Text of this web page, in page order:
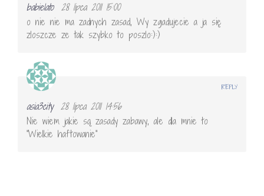
babielato 28 lipca 2011 15:00
o nie nie ma zadnych zasad, Wy zgadujecie a ja się
zloszcze ze tak szybko to poszlo:):)
asia3city 28 lipca 2011 14:56
Nie wiem jakie są zasady zabawy, ale dla mnie to
"Wielkie haftowanie"
REPLY